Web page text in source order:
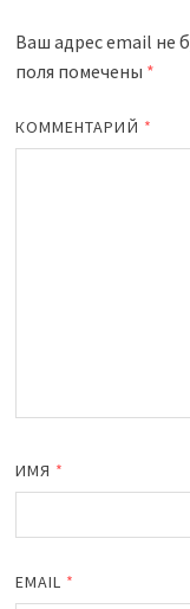
Ваш адрес email не
поля помечены *
КОММЕНТАРИЙ *
ИМЯ *
EMAIL *